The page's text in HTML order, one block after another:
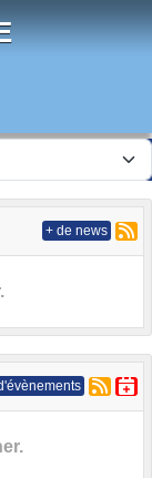
+ de news